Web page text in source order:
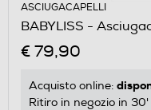
ASCIUGACAPELLI
BABYLISS -
€ 79,90
Acquisto online:
Ritiro in negozio in